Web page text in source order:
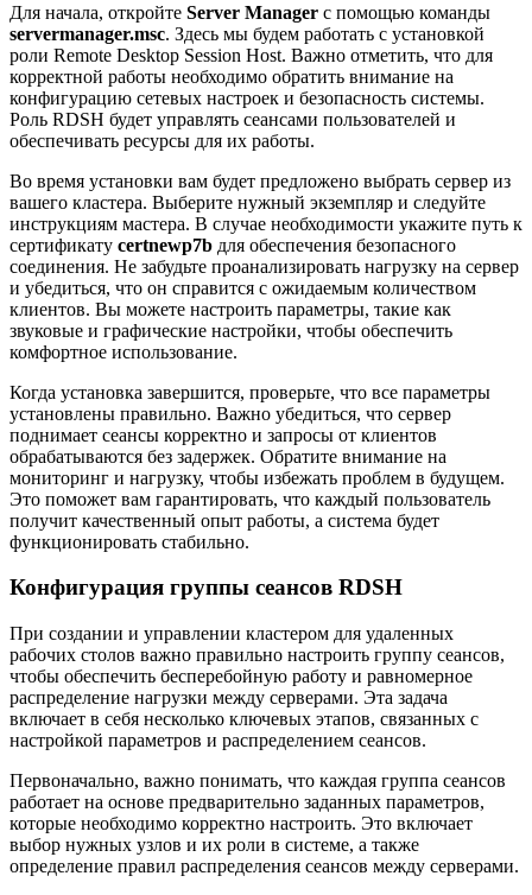
Для начала, откройте Server Manager с помощью команды
servermanager.msc. Здесь мы будем работать с установкой
роли Remote Desktop Session Host. Важно отметить, что для
корректной работы необходимо обратить внимание на
конфигурацию сетевых настроек и безопасность системы.
Роль RDSH будет управлять сеансами пользователей и
обеспечивать ресурсы для их работы.
Во время установки вам будет предложено выбрать сервер из
вашего кластера. Выберите нужный экземпляр и следуйте
инструкциям мастера. В случае необходимости укажите путь к
сертификату certnewp7b для обеспечения безопасного
соединения. Не забудьте проанализировать нагрузку на сервер
и убедиться, что он справится с ожидаемым количеством
клиентов. Вы можете настроить параметры, такие как
звуковые и графические настройки, чтобы обеспечить
комфортное использование.
Когда установка завершится, проверьте, что все параметры
установлены правильно. Важно убедиться, что сервер
поднимает сеансы корректно и запросы от клиентов
обрабатываются без задержек. Обратите внимание на
мониторинг и нагрузку, чтобы избежать проблем в будущем.
Это поможет вам гарантировать, что каждый пользователь
получит качественный опыт работы, а система будет
функционировать стабильно.
Конфигурация группы сеансов RDSH
При создании и управлении кластером для удаленных
рабочих столов важно правильно настроить группу сеансов,
чтобы обеспечить бесперебойную работу и равномерное
распределение нагрузки между серверами. Эта задача
включает в себя несколько ключевых этапов, связанных с
настройкой параметров и распределением сеансов.
Первоначально, важно понимать, что каждая группа сеансов
работает на основе предварительно заданных параметров,
которые необходимо корректно настроить. Это включает
выбор нужных узлов и их роли в системе, а также
определение правил распределения сеансов между серверами.